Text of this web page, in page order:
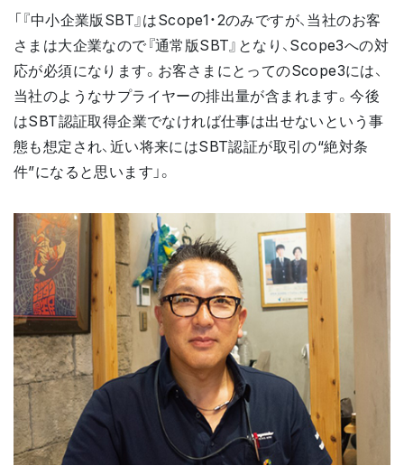
「『中小企業版SBT』はScope1・2のみですが、当社のお客
さまは大企業なので『通常版SBT』となり、Scope3への対
応が必須になります。お客さまにとってのScope3には、
当社のようなサプライヤーの排出量が含まれます。今後
はSBT認証取得企業でなければ仕事は出せないという事
態も想定され、近い将来にはSBT認証が取引の“絶対条
件”になると思います」。